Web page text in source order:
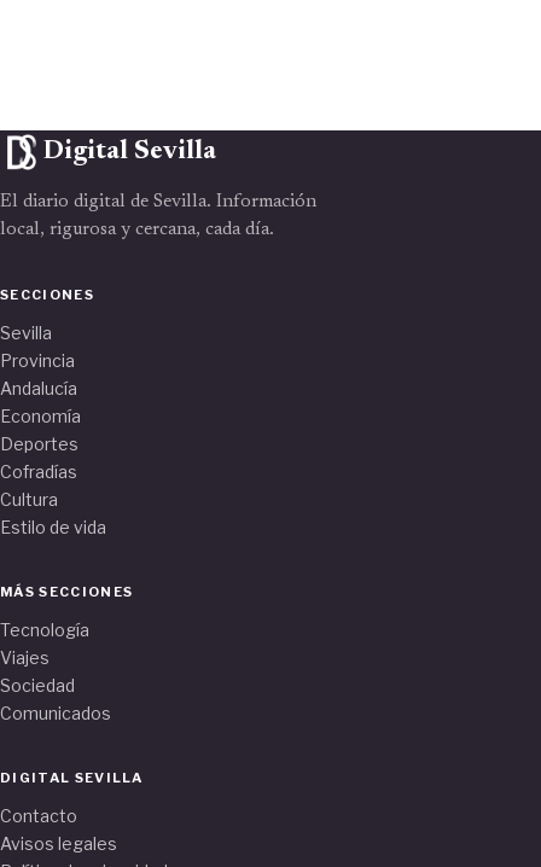
Digital Sevilla
El diario digital de Sevilla. Información
local, rigurosa y cercana, cada día.
SECCIONES
Sevilla
Provincia
Andalucía
Economía
Deportes
Cofradías
Cultura
Estilo de vida
MÁS SECCIONES
Tecnología
Viajes
Sociedad
Comunicados
DIGITAL SEVILLA
Contacto
Avisos legales